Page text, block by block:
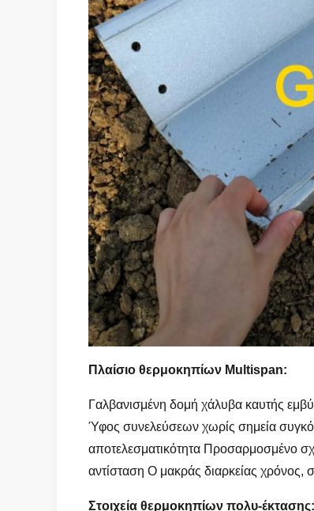
Πλαίσιο θερμοκηπίων Multispan:
Γαλβανισμένη δομή χάλυβα καυτής
Ύφος συνελεύσεων χωρίς σημεία
αποτελεσματικότητα Προσαρμοσμένο
αντίσταση Ο μακράς διαρκείας χρόνος,
Στοιχεία θερμοκηπίων πολυ-έκτασης: